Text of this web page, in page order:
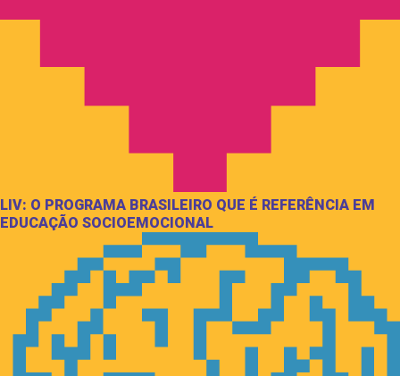
LIV: O PROGRAMA BRASILEIRO QUE É REFERÊNCIA EM
EDUCAÇÃO SOCIOEMOCIONAL